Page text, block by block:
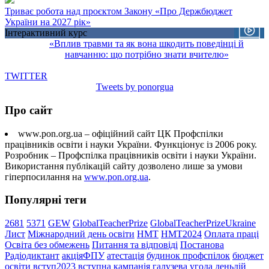
Триває робота над проєктом Закону «Про Держбюджет
України на 2027 рік»
Інтерактивний курс
«Вплив травми та як вона шкодить поведінці й
навчанню: що потрібно знати вчителю»
TWITTER
Tweets by ponorgua
Про сайт
www.pon.org.ua – офіційний сайт ЦК Профспілки
працівників освіти і науки України. Функціонує із 2006 року.
Розробник – Профспілка працівників освіти і науки України.
Використання публікацій сайту дозволено лише за умови
гіперпосилання на www.pon.org.ua.
Популярні теги
2681 5371 GEW GlobalTeacherPrize GlobalTeacherPrizeUkraine
Лист Міжнародний день освіти НМТ НМТ2024 Оплата праці
Освіта без обмежень Питання та відповіді Постанова
Радіодиктант акціяФПУ атестація будинок профспілок бюджет
освіти вступ2023 вступна кампанія галузева угода деньдій